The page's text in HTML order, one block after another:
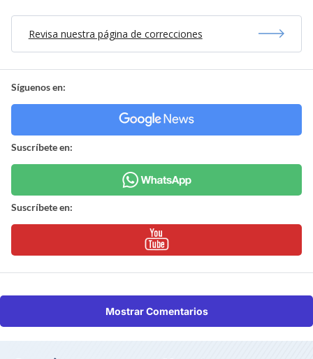
Revisa nuestra página de correcciones
Síguenos en:
Suscríbete en:
Suscríbete en:
Mostrar Comentarios